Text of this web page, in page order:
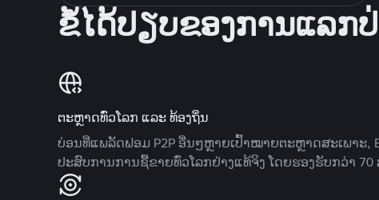
ຂໍ້ໄດ້ປຽບຂອງການແລກ
ຕະຫຼາດທົ່ວໂລກ ແລະ ທ້ອງຖິ່ນ
ບ່ອນທີ່ແພລັດຟອມ P2P ອື່ນໆຫຼາຍເປົ້າໝາຍຕະຫຼາດສະເພາະ,
ປະສົບການການຊື້ຂາຍທົ່ວໂລກຢ່າງແທ້ຈິງ ໂດຍຮອງຮັບກວ່າ 70